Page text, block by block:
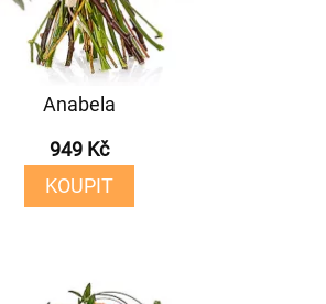
Anabela
949 Kč
KOUPIT